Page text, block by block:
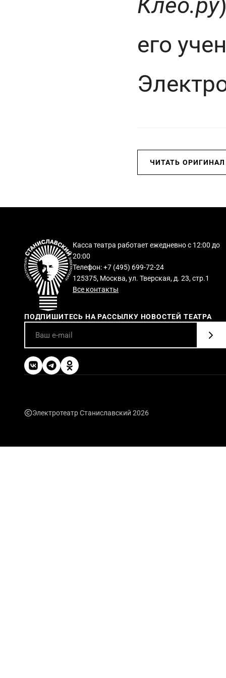
его
ЧИТАТЬ ОРИГИНАЛ
Касса театра работает ежедневно с 12:00 до
20:00
Телефон: +7 (495) 699-72-24
125375, Москва, ул. Тверская, д. 23, стр.1
Все контакты
ПОДПИШИТЕСЬ НА РАССЫЛКУ НОВОСТЕЙ ТЕАТРА
Электротеатр Станиславский 2026